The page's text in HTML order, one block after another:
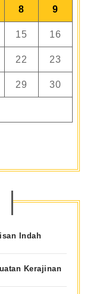
8 9
15 16
22 23
29 30
Indah
Kerajinan